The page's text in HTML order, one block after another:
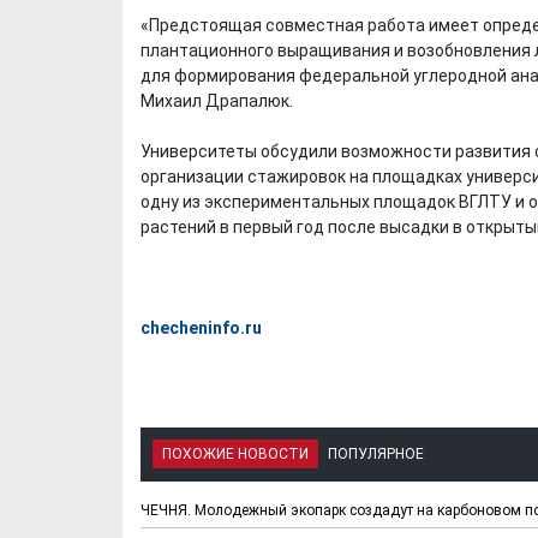
«Предстоящая совместная работа имеет
плантационного выращивания и
для формирования федеральной углеродной
Михаил Драпалюк.
Университеты обсудили возможности
организации стажировок на площадках
одну из экспериментальных площадок ВГЛТУ и
растений в первый год после высадки в
checheninfo.ru
ПОХОЖИЕ НОВОСТИ ПОПУЛЯРНОЕ
ЧЕЧНЯ. Молодежный экопарк создадут на карбоновом